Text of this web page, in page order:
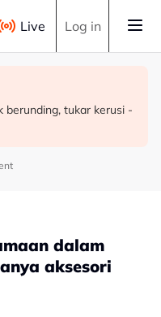
Live Log in
plasma sendiri
dijangka selesai
berunding, tukar kerusi -
dalam
aksesori